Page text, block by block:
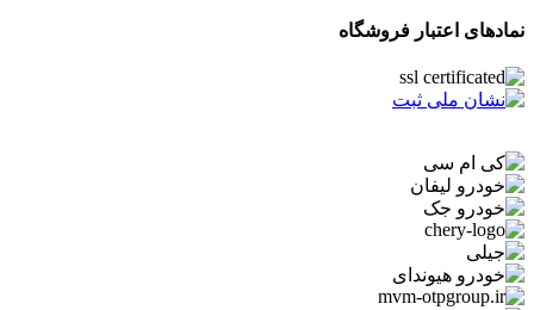
نمادهای اعتبار فروشگاه